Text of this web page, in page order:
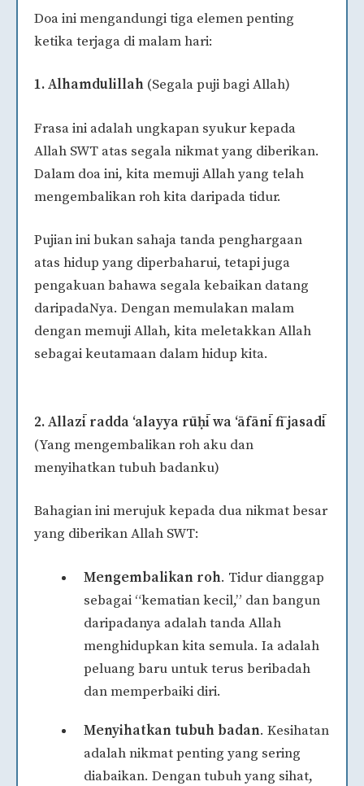
Doa ini mengandungi tiga elemen penting
ketika terjaga di malam hari:
1. Alhamdulillah (Segala puji bagi Allah)
Frasa ini adalah ungkapan syukur kepada
Allah SWT atas segala nikmat yang diberikan.
Dalam doa ini, kita memuji Allah yang telah
mengembalikan roh kita daripada tidur.
Pujian ini bukan sahaja tanda penghargaan
atas hidup yang diperbaharui, tetapi juga
pengakuan bahawa segala kebaikan datang
daripadaNya. Dengan memulakan malam
dengan memuji Allah, kita meletakkan Allah
sebagai keutamaan dalam hidup kita.
2. Allazī radda ‘alayya rūḥī wa ‘āfānī fī jasadī
(Yang mengembalikan roh aku dan
menyihatkan tubuh badanku)
Bahagian ini merujuk kepada dua nikmat besar
yang diberikan Allah SWT:
Mengembalikan roh. Tidur dianggap
sebagai “kematian kecil,” dan bangun
daripadanya adalah tanda Allah
menghidupkan kita semula. Ia adalah
peluang baru untuk terus beribadah
dan memperbaiki diri.
Menyihatkan tubuh badan. Kesihatan
adalah nikmat penting yang sering
diabaikan. Dengan tubuh yang sihat,